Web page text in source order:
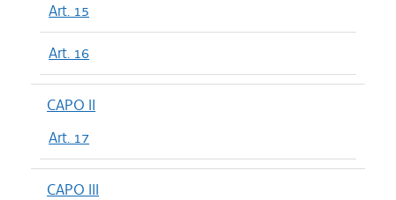
Art. 15
Art. 16
CAPO II
Art. 17
CAPO III